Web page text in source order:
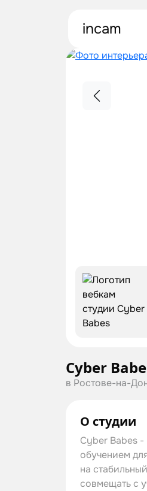
incam
Cyber
в Ростове-на-
О студии
Cyber Babes
обучением
на
совмещать с